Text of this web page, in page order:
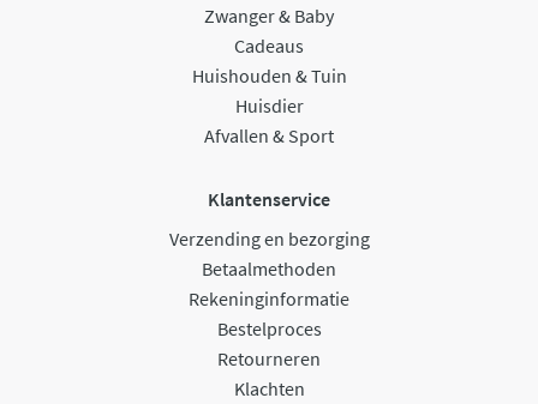
Zwanger & Baby
Cadeaus
Huishouden & Tuin
Huisdier
Afvallen & Sport
Klantenservice
Verzending en bezorging
Betaalmethoden
Rekeninginformatie
Bestelproces
Retourneren
Klachten